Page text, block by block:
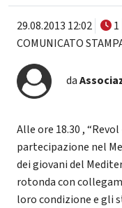
29.08.2013 12:02 1
COMUNICATO
da
Alle ore 18.30 ,
partecipazione nel
dei giovani del
rotonda con
loro condizione e gli